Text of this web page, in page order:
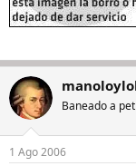
Baneado a
1 Ago 2006